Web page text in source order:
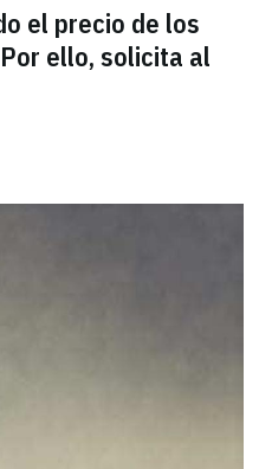
el precio de los
ello, solicita al